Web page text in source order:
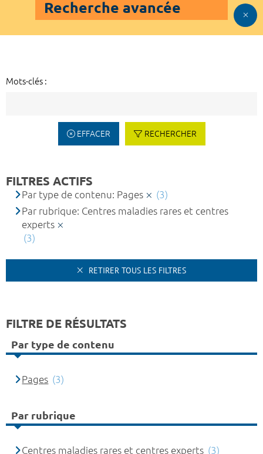
Recherche avancée
Mots-clés :
EFFACER RECHERCHER
FILTRES ACTIFS
Par type de contenu: Pages
(3)
Par rubrique: Centres maladies rares et centres
experts
(3)
RETIRER TOUS LES FILTRES
FILTRE DE RÉSULTATS
Par type de contenu
Pages (3)
Par rubrique
Centres maladies rares et centres experts (3)